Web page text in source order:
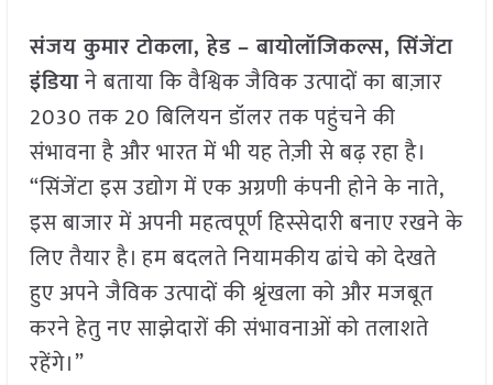
संजय कुमार टोकला, हेड – बायोलॉजिकल्स, सिंजेंटा
इंडियाने बताया कि वैश्विक जैविक उत्पादों का बाज़ार
2030 तक 20 बिलियन डॉलर तक पहुंचने की
संभावना है और भारत में भी यह तेज़ी से बढ़ रहा है।
“सिंजेंटा इस उद्योग में एक अग्रणी कंपनी होने के नाते,
इस बाजार में अपनी महत्वपूर्ण हिस्सेदारी बनाए रखने के
लिए तैयार है। हम बदलते नियामकीय ढांचे को देखते
हुए अपने जैविक उत्पादों की श्रृंखला को और मजबूत
करने हेतु नए साझेदारों की संभावनाओं को तलाशते
रहेंगे।”